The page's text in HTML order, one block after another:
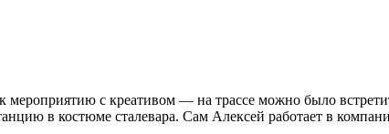
мероприятию с креативом — на трассе можно было
в костюме сталевара. Сам Алексей работает в